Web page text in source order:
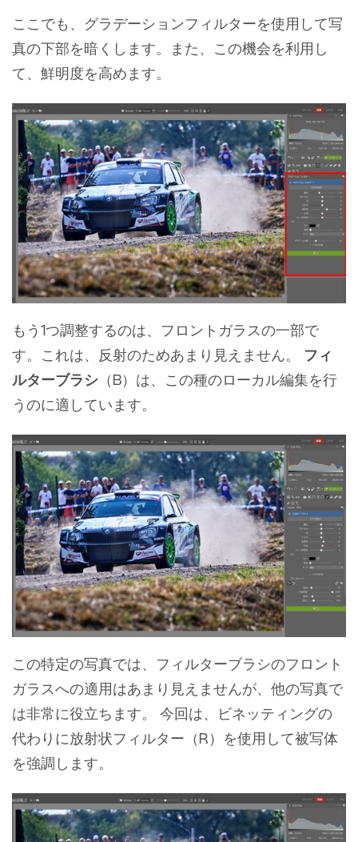
ここでも、グラデーションフィルターを使用して写
真の下部を暗くします。また、この機会を利用し
て、鮮明度を高めます。
もう1つ調整するのは、フロントガラスの一部で
す。これは、反射のためあまり見えません。
フィ
ルターブラシ （B）は、この種のローカル編集を行
うのに適しています。
この特定の写真では、フィルターブラシのフロント
ガラスへの適用はあまり見えませんが、他の写真で
は非常に役立ちます。 今回は、ビネッティングの
代わりに放射状フィルター（R）を使用して被写体
を強調します。